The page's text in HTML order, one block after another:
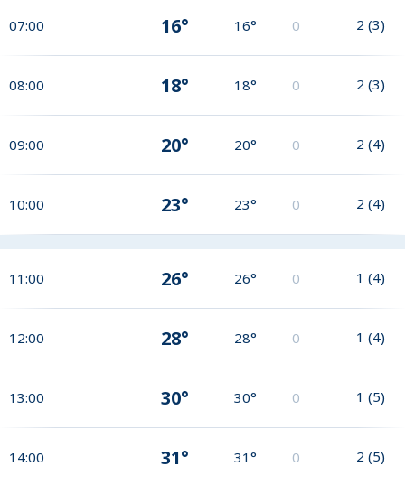
07:00 16° 16° 0 2 (3)
08:00 18° 18° 0 2 (3)
09:00 20° 20° 0 2 (4)
10:00 23° 23° 0 2 (4)
11:00 26° 26° 0 1 (4)
12:00 28° 28° 0 1 (4)
13:00 30° 30° 0 1 (5)
14:00 31° 31° 0 2 (5)